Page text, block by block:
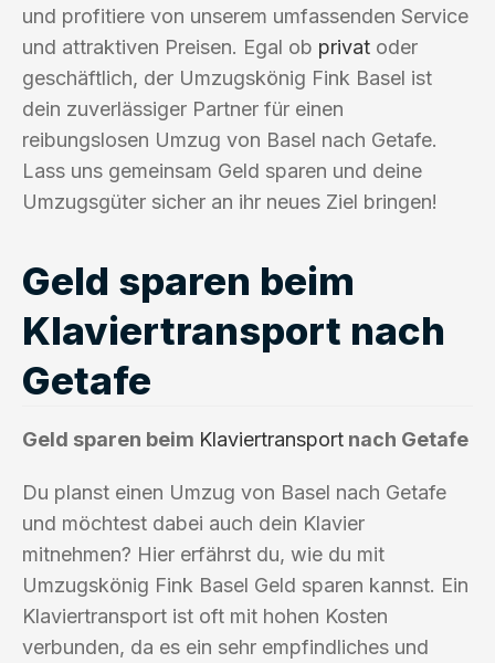
und profitiere von unserem umfassenden Service
und attraktiven Preisen. Egal ob privat oder
geschäftlich, der Umzugskönig Fink Basel ist
dein zuverlässiger Partner für einen
reibungslosen Umzug von Basel nach Getafe.
Lass uns gemeinsam Geld sparen und deine
Umzugsgüter sicher an ihr neues Ziel bringen!
Geld sparen beim
Klaviertransport nach
Getafe
Geld sparen beim Klaviertransport nach Getafe
Du planst einen Umzug von Basel nach Getafe
und möchtest dabei auch dein Klavier
mitnehmen? Hier erfährst du, wie du mit
Umzugskönig Fink Basel Geld sparen kannst. Ein
Klaviertransport ist oft mit hohen Kosten
verbunden, da es ein sehr empfindliches und